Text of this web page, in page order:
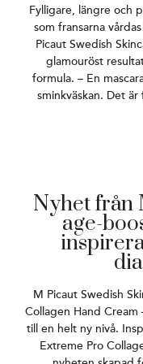
Fylligare, längre och
som fransarna
Picaut Swedish
glamouröst
formula. – En
sminkväskan. Det
Nyhet från
age-
M Picaut Swedish
Collagen Hand Cream
till en helt ny nivå.
Extreme Pro